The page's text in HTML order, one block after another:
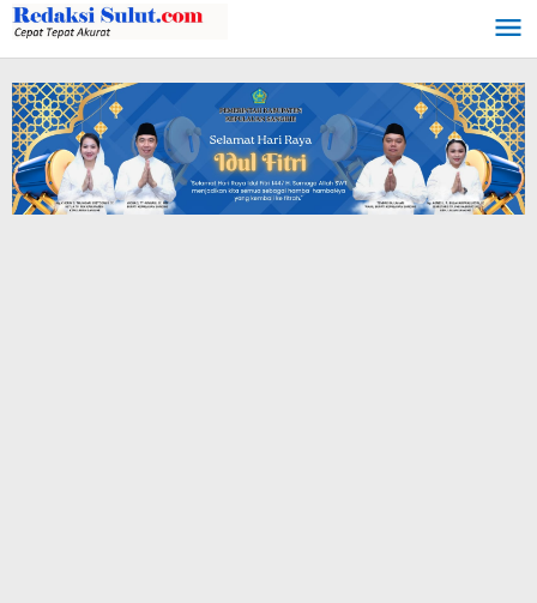
Lewati
ke
konten